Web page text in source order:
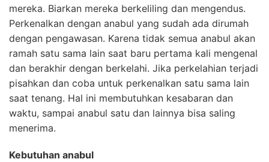
mereka. Biarkan mereka berkeliling dan mengendus.
Perkenalkan dengan anabul yang sudah ada dirumah
dengan pengawasan. Karena tidak semua anabul akan
ramah satu sama lain saat baru pertama kali mengenal
dan berakhir dengan berkelahi. Jika perkelahian terjadi
pisahkan dan coba untuk perkenalkan satu sama lain
saat tenang. Hal ini membutuhkan kesabaran dan
waktu, sampai anabul satu dan lainnya bisa saling
menerima.
Kebutuhan anabul